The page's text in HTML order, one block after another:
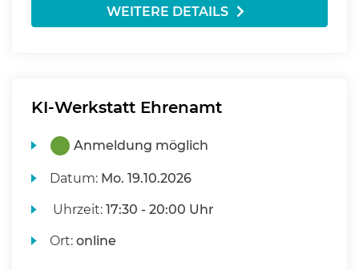
WEITERE DETAILS
KI-Werkstatt Ehrenamt
Anmeldung möglich
Datum: Mo. 19.10.2026
Uhrzeit:17:30 - 20:00 Uhr
Ort:online